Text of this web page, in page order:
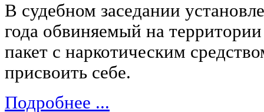
В судебном заседании
года обвиняемый на
пакет с наркотическим
присвоить себе.
Подробнее ...